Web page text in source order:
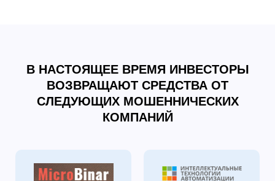
В НАСТОЯЩЕЕ ВРЕМЯ ИНВЕСТОРЫ
ВОЗВРАЩАЮТ СРЕДСТВА ОТ
СЛЕДУЮЩИХ МОШЕННИЧЕСКИХ
КОМПАНИЙ